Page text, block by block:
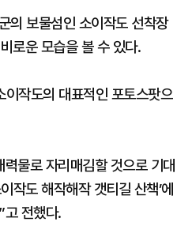
의 보물섬인 소이작도 선착장
로운 모습을 볼 수 있다.
작도의 대표적인 포토스팟으
물로 자리매김할 것으로 기대
작도 해작해작 갯티길 산책’에
고 전했다.